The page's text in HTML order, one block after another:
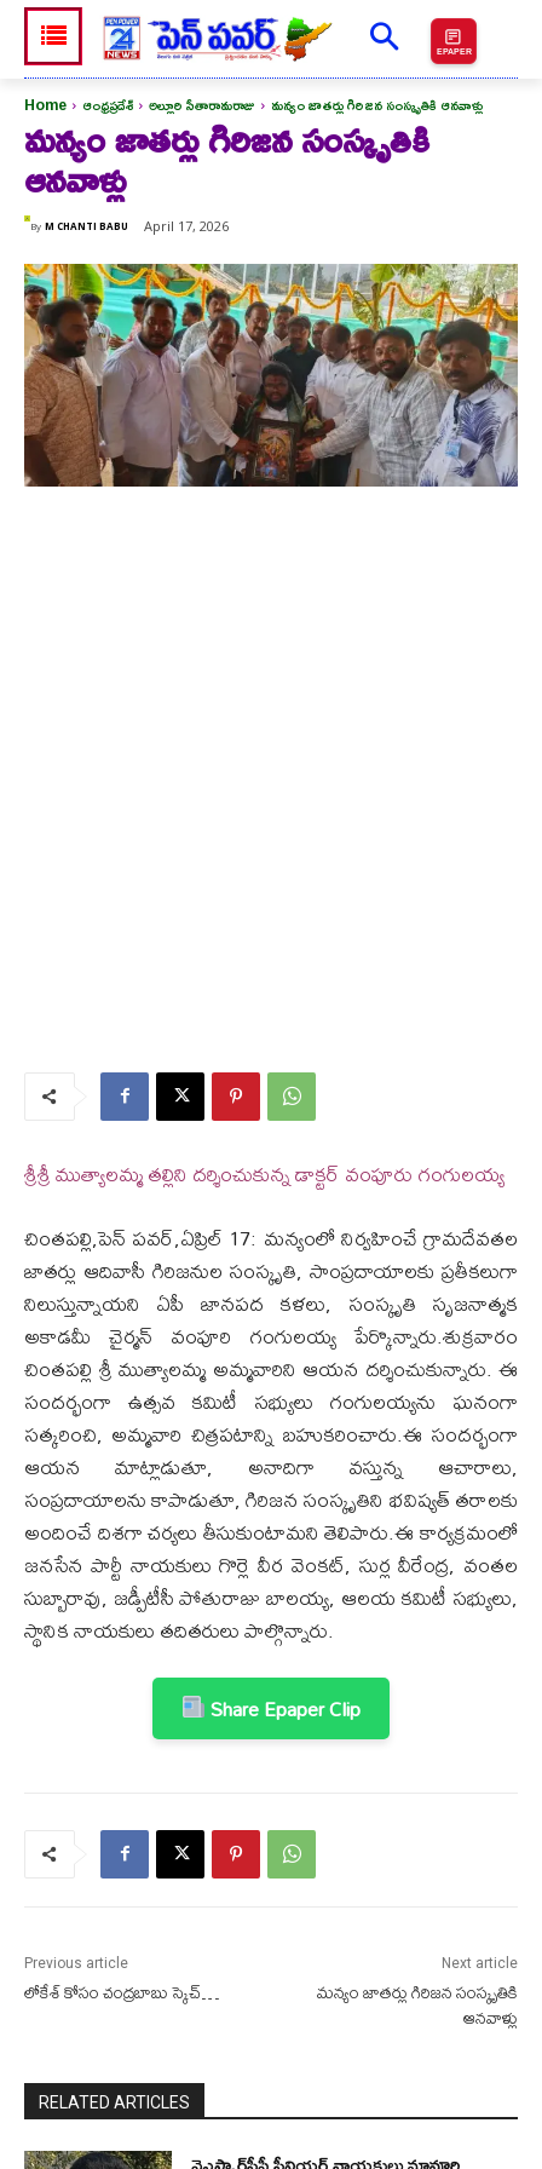
EPAPER
Home ఆంధ్రప్రదేశ్ అల్లూరి సీతారామరాజు మన్యం జాతర్లు గిరిజన సంస్కృతికి ఆనవాళ్లు
మన్యం జాతర్లు గిరిజన సంస్కృతికి
ఆనవాళ్లు
By M CHANTI BABU April 17, 2026
శ్రీశ్రీ ముత్యాలమ్మ తల్లిని దర్శించుకున్న డాక్టర్ వంపూరు గంగులయ్య
చింతపల్లి,పెన్ పవర్,ఏప్రిల్ 17: మన్యంలో నిర్వహించే గ్రామదేవతల
జాతర్లు ఆదివాసీ గిరిజనుల సంస్కృతి, సాంప్రదాయాలకు ప్రతీకలుగా
నిలుస్తున్నాయని ఏపీ జానపద కళలు, సంస్కృతి సృజనాత్మక
అకాడమీ చైర్మన్ వంపూరి గంగులయ్య పేర్కొన్నారు.శుక్రవారం
చింతపల్లి శ్రీ ముత్యాలమ్మ అమ్మవారిని ఆయన దర్శించుకున్నారు. ఈ
సందర్భంగా ఉత్సవ కమిటీ సభ్యులు గంగులయ్యను ఘనంగా
సత్కరించి, అమ్మవారి చిత్రపటాన్ని బహుకరించారు.ఈ సందర్భంగా
ఆయన మాట్లాడుతూ, అనాదిగా వస్తున్న ఆచారాలు,
సంప్రదాయాలను కాపాడుతూ, గిరిజన సంస్కృతిని భవిష్యత్ తరాలకు
అందించే దిశగా చర్యలు తీసుకుంటామని తెలిపారు.ఈ కార్యక్రమంలో
జనసేన పార్టీ నాయకులు గొర్లె వీర వెంకట్, సుర్ల వీరేంద్ర, వంతల
సుబ్బారావు, జడ్పీటీసీ పోతురాజు బాలయ్య, ఆలయ కమిటీ సభ్యులు,
స్థానిక నాయకులు తదితరులు పాల్గొన్నారు.
Share Epaper Clip
Previous article
లోకేశ్ కోసం చంద్రబాబు స్కెచ్…
Next article
మన్యం జాతర్లు గిరిజన సంస్కృతికి
ఆనవాళ్లు
RELATED ARTICLES